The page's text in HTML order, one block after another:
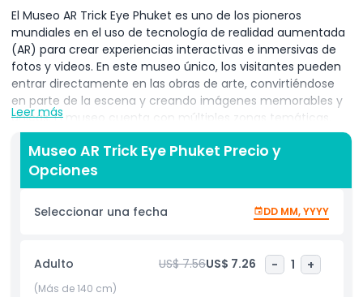
El Museo AR Trick Eye Phuket es uno de los pioneros
mundiales en el uso de tecnología de realidad aumentada
(AR) para crear experiencias interactivas e inmersivas de
fotos y videos. En este museo único, los visitantes pueden
entrar directamente en las obras de arte, convirtiéndose
en parte de la escena y creando imágenes memorables y
únicas. El museo cuenta con múltiples zonas temáticas,
cada una ofreciendo ambientes emocionantes, mágicos o
románticos que te transportan a otro mundo. Explora
ilusiones fascinantes, desde encontrarte con un dragón
marino que escupe fuego posado en un puente de troncos
hasta nadar junto a tiburones ballena en un enorme
tanque. Incluso puedes conocer osos polares mientras te
diseñada para ser completamente interactiva, animando a
los visitantes a tocar, posar y jugar con las exhibiciones
para crear fotos y videos de ilusiones ópticas perfectas.
Leer más
Museo AR Trick Eye Phuket Precio y
Opciones
Seleccionar una fecha DD MM, YYYY
Adulto US$ 7.56US$ 7.26 - 1 +
(Más de 140 cm)